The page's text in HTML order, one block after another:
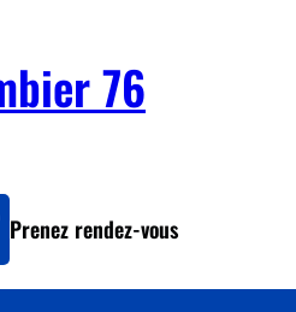
76
Prenez rendez-vous